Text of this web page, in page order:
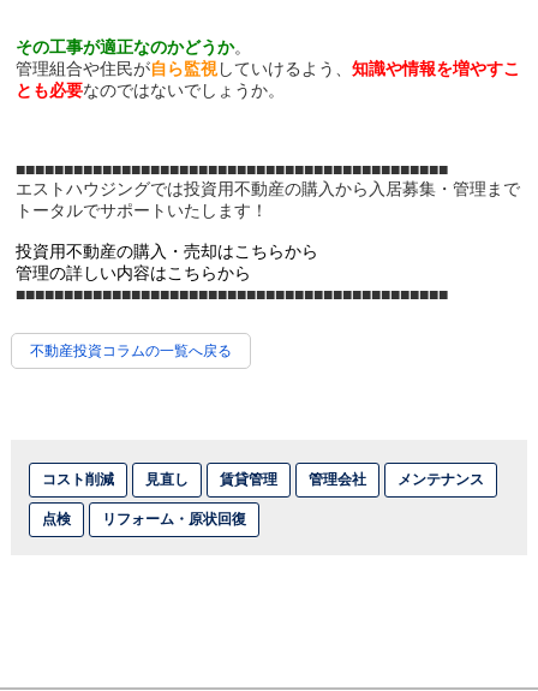
その工事が適正なのかどうか。
管理組合や住民が自ら監視していけるよう、知識や情報を増やすこ
とも必要なのではないでしょうか。
■■■■■■■■■■■■■■■■■■■■■■■■■■■■■■■■■■■■■■■■■■■■■
エストハウジングでは投資用不動産の購入から入居募集・管理まで
トータルでサポートいたします！
投資用不動産の購入・売却はこちらから
管理の詳しい内容はこちらから
■■■■■■■■■■■■■■■■■■■■■■■■■■■■■■■■■■■■■■■■​​​​​​​■■■■■
不動産投資コラムの一覧へ戻る
コスト削減 見直し 賃貸管理 管理会社 メンテナンス
点検 リフォーム・原状回復